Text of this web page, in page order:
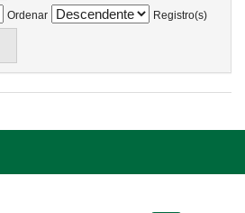
Ordenar
Registro(s)